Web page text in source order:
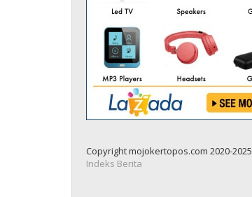
Copyright mojokertopos.com 2020-2025
Indeks Berita